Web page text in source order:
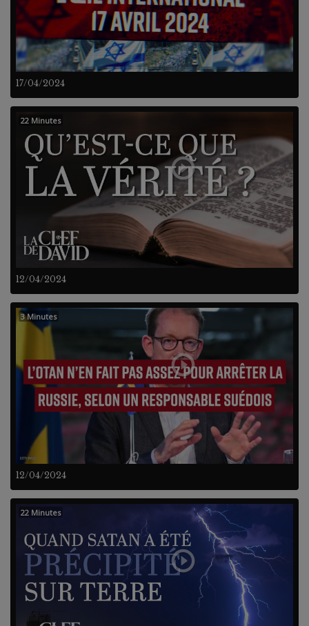
17/04/2024
12/04/2024
22 Minutes
12/04/2024
3 Minutes
22 Minutes